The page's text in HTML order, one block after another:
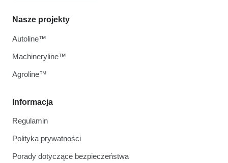
Informacja
Regulamin
Polityka prywatności
Porady dotyczące bezpieczeństwa
Nasze projekty
Autoline™
Machineryline™
Agroline™